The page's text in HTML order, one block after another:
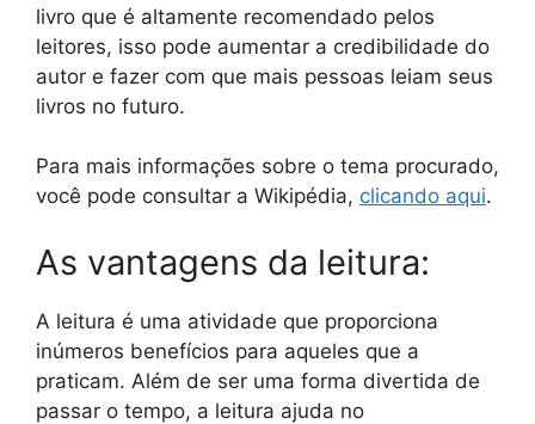
livro que é altamente recomendado pelos
leitores, isso pode aumentar a credibilidade do
autor e fazer com que mais pessoas leiam seus
livros no futuro.
Para mais informações sobre o tema procurado,
você pode consultar a Wikipédia, clicando aqui.
As vantagens da leitura:
A leitura é uma atividade que proporciona
inúmeros benefícios para aqueles que a
praticam. Além de ser uma forma divertida de
passar o tempo, a leitura ajuda no